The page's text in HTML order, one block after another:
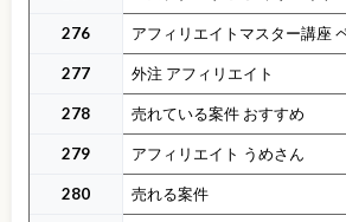
276 アフィリエイトマスター講座
277 外注 アフィリエイト
278 売れている案件 おすすめ
279 アフィリエイト うめさん
280 売れる案件